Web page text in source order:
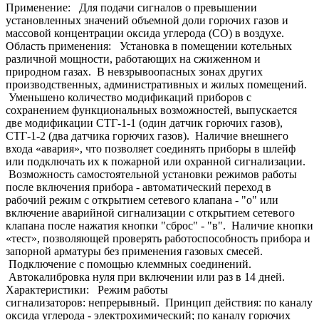
Применение: Для подачи сигналов о превышении
установленных значений объемной доли горючих газов и
массовой концентрации оксида углерода (CO) в воздухе.
Область применения: Установка в помещении котельных
различной мощности, работающих на сжиженном и
природном газах. В невзрывоопасных зонах других
производственных, административных и жилых помещений.
Уменьшено количество модификаций приборов с
сохранением функциональных возможностей, выпускается
две модификации СТГ-1-1 (один датчик горючих газов),
СТГ-1-2 (два датчика горючих газов). Наличие внешнего
входа «авария», что позволяет соединять приборы в шлейф
или подключать их к пожарной или охранной сигнализации.
Возможность самостоятельной установки режимов работы
после включения прибора - автоматический переход в
рабочий режим с открытием сетевого клапана - "о" или
включение аварийной сигнализации с открытием сетевого
клапана после нажатия кнопки "сброс" - "в". Наличие кнопки
«тест», позволяющей проверять работоспособность прибора и
запорной арматуры без применения газовых смесей.
Подключение с помощью клеммных соединений.
Автокалибровка нуля при включении или раз в 14 дней.
Характеристики: Режим работы
сигнализаторов: непрерывный. Принцип действия: по каналу
оксида углерода - электрохимический; по каналу горючих